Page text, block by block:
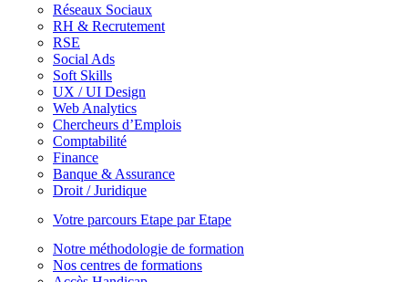
Réseaux Sociaux
RH & Recrutement
RSE
Social Ads
Soft Skills
UX / UI Design
Web Analytics
Chercheurs d’Emplois
Comptabilité
Finance
Banque & Assurance
Droit / Juridique
Votre parcours Etape par Etape
Notre méthodologie de formation
Nos centres de formations